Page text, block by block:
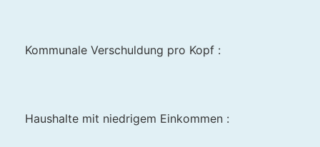
Kommunale Verschuldung pro Kopf :
Haushalte mit niedrigem Einkommen :